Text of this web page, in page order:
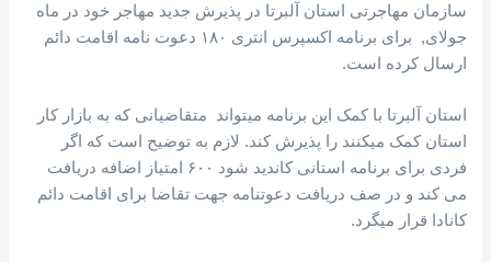
سازمان مهاجرتی استان آلبرتا در پذیرش جدید مهاجر خود در ماه
جولای, برای برنامه اکسپرس انتری ۱۸۰ دعوت نامه اقامت دائم
ارسال کرده است.
استان آلبرتا با کمک این برنامه میتواند متقاضیانی که به بازار کار
استان کمک میکنند را پذیرش کند. لازم به توضیح است که اگر
فردی برای برنامه استانی کاندید شود ۶۰۰ امتیاز اضافه دریافت
می کند و در صف دریافت دعوتنامه جهت تقاضا برای اقامت دائم
کانادا قرار میگرد.